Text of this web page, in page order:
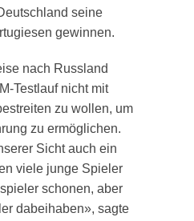
seine
gewinnen.
nach Russland
Testlauf nicht mit
zu wollen, um
zu ermöglichen.
Sicht auch ein
viele junge Spieler
schonen, aber
dabeihaben», sagte